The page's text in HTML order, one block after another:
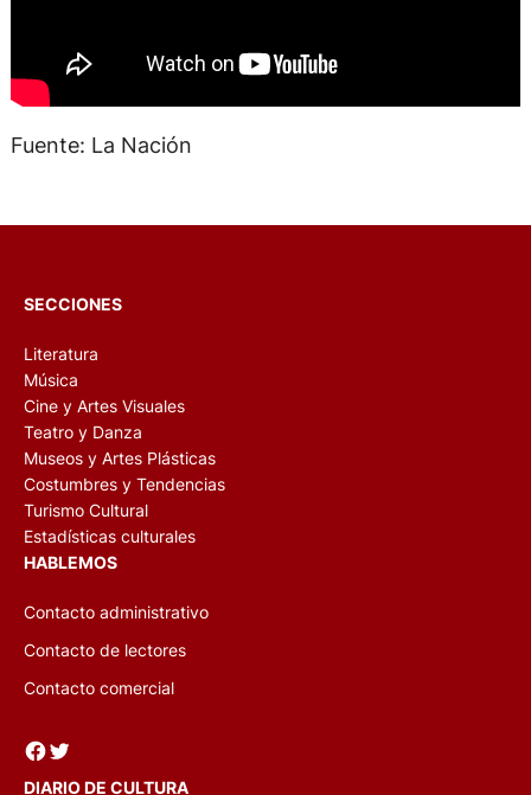
Fuente: La Nación
SECCIONES
Literatura
Música
Cine y Artes Visuales
Teatro y Danza
Museos y Artes Plásticas
Costumbres y Tendencias
Turismo Cultural
Estadísticas culturales
HABLEMOS
Contacto administrativo
Contacto de lectores
Contacto comercial
Facebook Twitter
DIARIO DE CULTURA